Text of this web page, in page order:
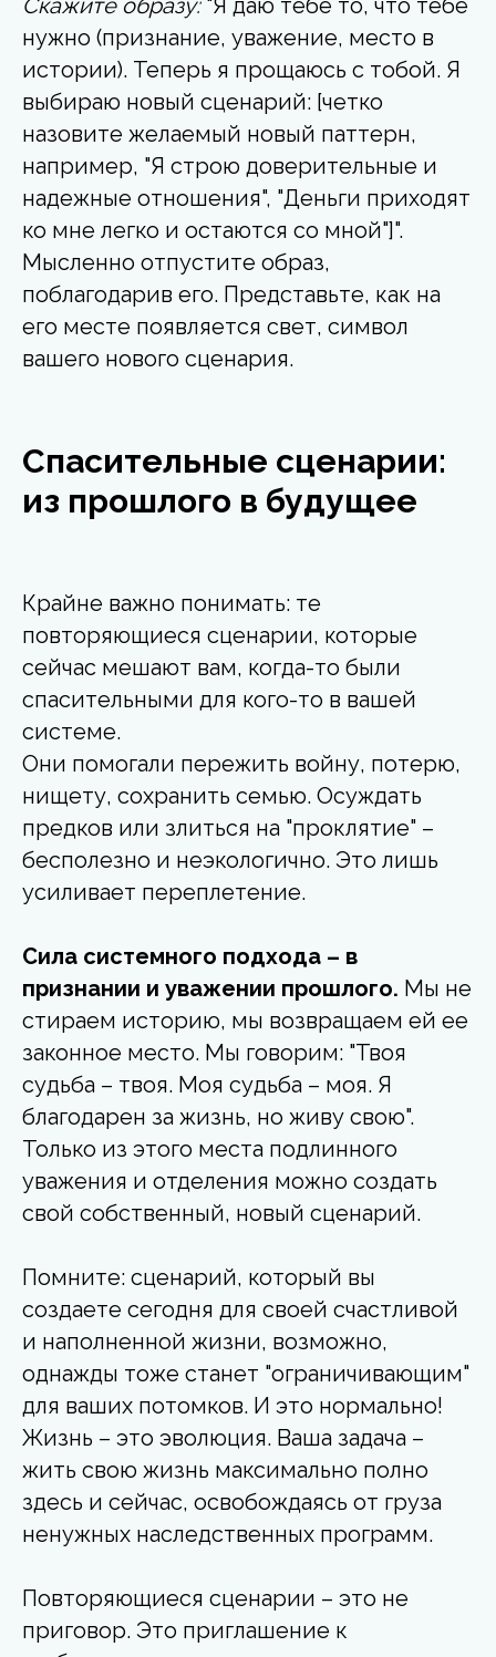
Скажите образу:"Я даю тебе то, что тебе
нужно (признание, уважение, место в
истории). Теперь я прощаюсь с тобой. Я
выбираю новый сценарий: [четко
назовите желаемый новый паттерн,
например, "Я строю доверительные и
надежные отношения", "Деньги приходят
ко мне легко и остаются со мной"]".
Мысленно отпустите образ,
поблагодарив его. Представьте, как на
его месте появляется свет, символ
вашего нового сценария.
Спасительные сценарии:
из прошлого в будущее
Крайне важно понимать: те
повторяющиеся сценарии, которые
сейчас мешают вам, когда-то были
спасительными для кого-то в вашей
системе.
Они помогали пережить войну, потерю,
нищету, сохранить семью. Осуждать
предков или злиться на "проклятие" –
бесполезно и неэкологично. Это лишь
усиливает переплетение.
Сила системного подхода – в
признании и уважении прошлого. Мы не
стираем историю, мы возвращаем ей ее
законное место. Мы говорим: "Твоя
судьба – твоя. Моя судьба – моя. Я
благодарен за жизнь, но живу свою".
Только из этого места подлинного
уважения и отделения можно создать
свой собственный, новый сценарий.
Помните: сценарий, который вы
создаете сегодня для своей счастливой
и наполненной жизни, возможно,
однажды тоже станет "ограничивающим"
для ваших потомков. И это нормально!
Жизнь – это эволюция. Ваша задача –
жить свою жизнь максимально полно
здесь и сейчас, освобождаясь от груза
ненужных наследственных программ.
Повторяющиеся сценарии – это не
приговор. Это приглашение к